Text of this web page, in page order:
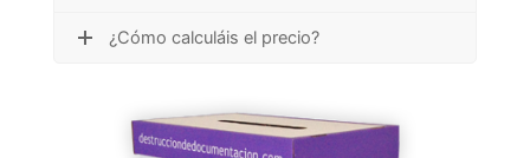
¿Cómo calculáis el precio?